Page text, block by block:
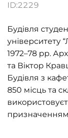
ID:2229
Будівля
університету
1972–78 рр.
та Віктор
Будівля з
850 місць та